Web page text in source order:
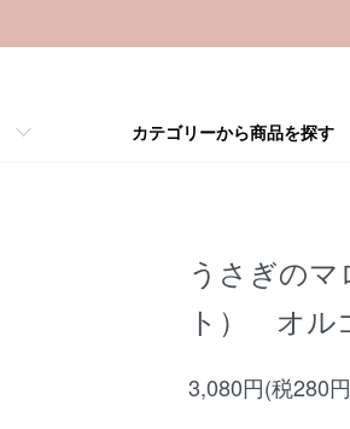
カテゴリーから商品を探す
うさぎの
ト） オル
3,080円(税280